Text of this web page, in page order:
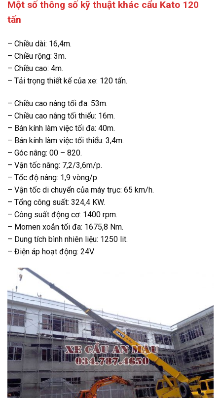
Một số thông số kỹ thuật khác cẩu Kato 120
tấn
– Chiều dài: 16,4m.
– Chiều rộng: 3m.
– Chiều cao: 4m.
– Tải trọng thiết kế của xe: 120 tấn.
– Chiều cao nâng tối đa: 53m.
– Chiều cao nâng tối thiểu: 16m.
– Bán kính làm việc tối đa: 40m.
– Bán kính làm việc tối thiểu: 3,4m.
– Góc nâng: 00 – 820.
– Vận tốc nâng: 7,2/3,6m/p.
– Tốc độ nâng: 1,9 vòng/p.
– Vận tốc di chuyển của máy trục: 65 km/h.
– Tổng công suất: 324,4 KW.
– Công suất động cơ: 1400 rpm.
– Momen xoắn tối đa: 1675,8 Nm.
– Dung tích bình nhiên liệu: 1250 lit.
– Điện áp hoạt động: 24V.